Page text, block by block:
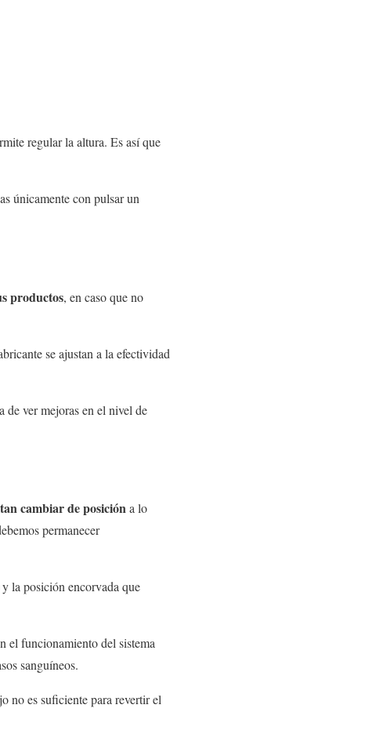
regular la altura. Es así que
únicamente con pulsar un
productos, en caso que no
se ajustan a la efectividad
de ver mejoras en el nivel de
cambiar de posicióna lo
permanecer
la posición encorvada que
el funcionamiento del sistema
sanguíneos.
no es suficiente para revertir el